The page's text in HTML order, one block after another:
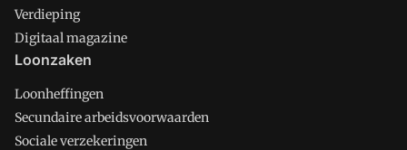
Verdieping
Digitaal magazine
Loonzaken
Loonheffingen
Secundaire arbeidsvoorwaarden
Sociale verzekeringen